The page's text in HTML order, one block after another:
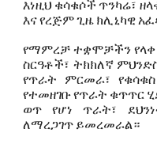
እነዚህ ቁሳቁሶች ጥንካሬ፣
እና የረጅም ጊዜ ክሊኒካዊ
የማምረቻ ተቋሞቻችን የላቀ
ስርዓቶች፣ ትክክለኛ
የጥራት ምርመራ፣
የተመዘገቡ የጥራት ቁጥጥር
ወጥ የሆነ ጥራት፣
ለማረጋገጥ ይመረመራል።